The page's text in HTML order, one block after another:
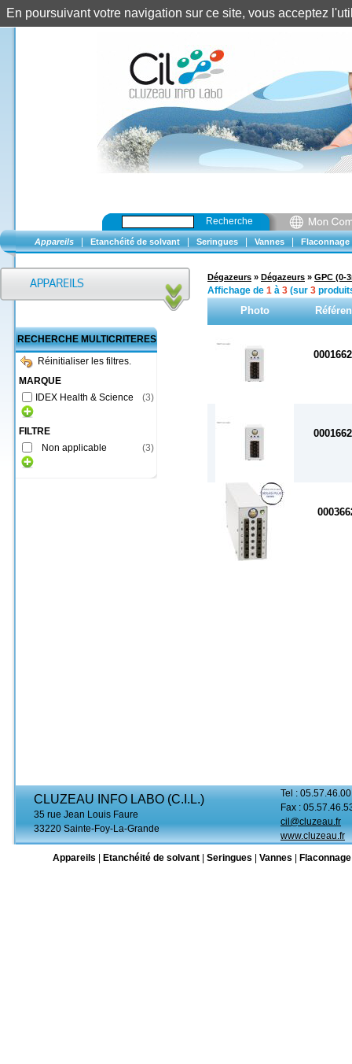
Recherche
Appareils Etanchéité de solvant Seringues Vannes Flaconnage
RECHERCHE MULTICRITERES
Réinitialiser les filtres.
MARQUE
IDEX Health & Science
(3)
FILTRE
Non applicable
(3)
Dégazeurs » Dégazeurs » GPC (0-
Affichage de 1 à 3 (sur 3
Photo
CLUZEAU INFO LABO (C.I.L.)
35 rue Jean Louis Faure
33220 Sainte-Foy-La-Grande
Tel :
Fax :
cil@cluzeau.fr
www.cluzeau.fr
Appareils
Etanchéité de solvant Seringues Vannes Flaconnage
En poursuivant votre navigation sur ce site, vous acceptez